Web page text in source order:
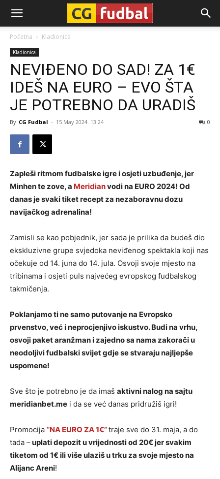
CG-
Fudbal
Početna Kladionica
Kladionica
NEVIĐENO DO SAD! ZA 1€
IDEŠ NA EURO – EVO ŠTA
JE POTREBNO DA URADIŠ
By CG Fudbal - 15 May 2024. 13:24 0
Zapleši ritmom fudbalske igre i osjeti uzbuđenje, jer
Minhen te zove, a Meridianvodi na EURO 2024! Od
danas je svaki tiket recept za nezaboravnu dozu
navijačkog adrenalina!
Zamisli se kao pobjednik, jer sada je prilika da budeš dio
ekskluzivne grupe svjedoka neviđenog spektakla koji nas
očekuje od 14. juna do 14. jula. Osvoji svoje mjesto na
tribinama i osjeti puls najvećeg evropskog fudbalskog
takmičenja.
Poklanjamo ti ne samo putovanje na Evropsko
prvenstvo, već i neprocjenjivo iskustvo. Budi na vrhu,
osvoji paket aranžman i zajedno sa nama zakorači u
neodoljivi fudbalski svijet gdje se stvaraju najljepše
uspomene!
Sve što je potrebno je da imaš aktivni nalog na sajtu
meridianbet.me i da se već danas pridružiš igri!
Promocija “NA EURO ZA 1€”traje sve do 31. maja, a do
tada –uplati depozit u vrijednosti od 20€ jer svakim
tiketom od 1€ ili više ulaziš u trku za svoje mjesto na
Alijanc Areni!